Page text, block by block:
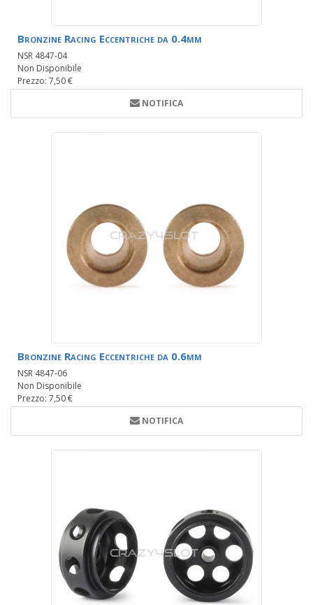
Bronzine Racing Eccentriche da 0.4mm
NSR 4847-04
Non Disponibile
Prezzo: 7,50 €
NOTIFICA
Bronzine Racing Eccentriche da 0.6mm
NSR 4847-06
Non Disponibile
Prezzo: 7,50 €
NOTIFICA